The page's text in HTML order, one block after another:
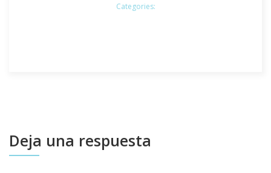
Categories:
Deja una respuesta